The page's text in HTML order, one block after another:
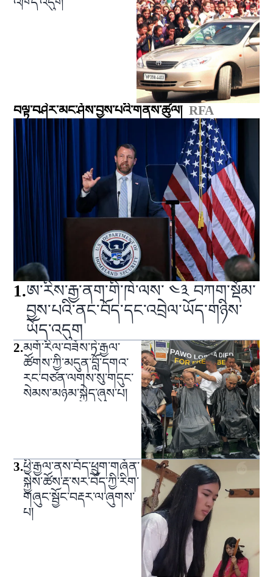
བལྟ་བཤེར་མང་ཤོས་བྱས་པའི་གནས་ཚུལ། RFA
1.ཨ་རིས་རྒྱ་ནག་གི་ཁེ་ལས་ ༤༣ བཀག་སྡོམ་
བྱས་པའི་ནང་བོད་དང་འབྲེལ་ཡོད་གཉིས་
ཡོད་འདུག
2.མགོ་རིལ་བཟོས་ཏེ་རྒྱལ་
ཚོགས་ཀྱི་མདུན་བློ་དགའ་
རང་བཙན་ལགས་སུ་གདུང་
སེམས་མཉམ་སྐྱེད་ཞུས་པ།
3.ཕྱི་རྒྱལ་ནས་བོད་ཕྲུག་གཞོན་
སྐྱེས་ཚོས་རྡ་སར་བོད་ཀྱི་རིག་
གཞུང་སྦྱོང་བརྡར་ལ་ཞུགས་
པ།